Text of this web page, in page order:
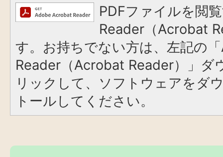
PDFファイルを閲
Reader（Acrobat
す。お持ちでない方は、左記の
Reader（Acrobat Reader）」ダ
リックして、ソフトウェアをダ
トールしてください。